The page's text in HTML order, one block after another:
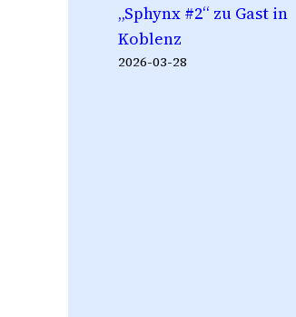
„Sphynx #2“ zu Gast in
Koblenz
2026-03-28